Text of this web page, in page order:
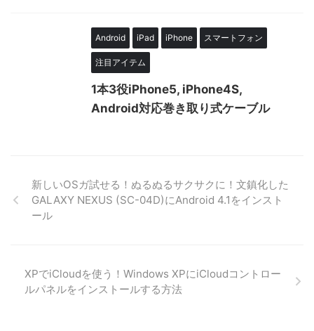
Android iPad iPhone スマートフォン
注目アイテム
1本3役iPhone5, iPhone4S,
Android対応巻き取り式ケーブル
新しいOSガ試せる！ぬるぬるサクサクに！文鎮化した
GALAXY NEXUS (SC-04D)にAndroid 4.1をインスト
ール
XPでiCloudを使う！Windows XPにiCloudコントロー
ルパネルをインストールする方法